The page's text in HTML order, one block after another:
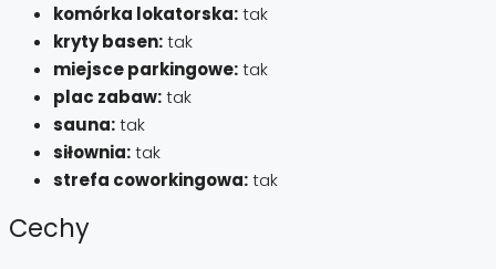
komórka lokatorska:tak
kryty basen:tak
miejsce parkingowe:tak
plac zabaw:tak
sauna:tak
siłownia:tak
strefa coworkingowa:tak
Cechy